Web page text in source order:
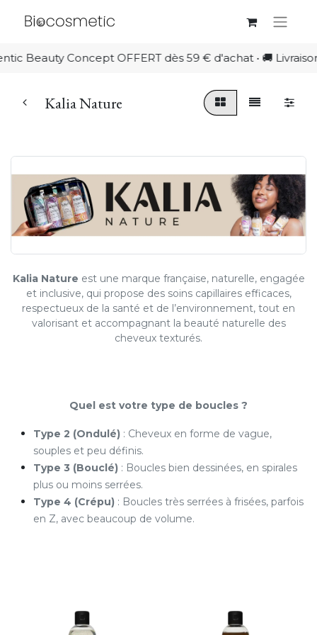
Beauty Concept OFFERT dès 59 € d'achat • 🚚
Kalia Nature
Kalia Nature est une marque française, naturelle, engagée
et inclusive, qui propose des soins capillaires efficaces,
respectueux de la santé et de l’environnement, tout en
valorisant et accompagnant la beauté naturelle des
cheveux texturés.
Quel est votre type de boucles ?
Type 2 (Ondulé) : Cheveux en forme de vague,
souples et peu définis.
Type 3 (Bouclé) : Boucles bien dessinées, en spirales
plus ou moins serrées.
Type 4 (Crépu) : Boucles très serrées à frisées, parfois
en Z, avec beaucoup de volume.